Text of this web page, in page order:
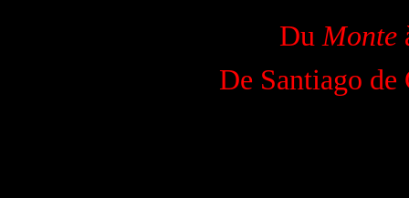
Du Monte
De Santiago de